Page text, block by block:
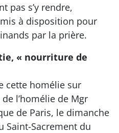
pas s’y rendre,
à disposition pour
par la prière.
« nourriture de
cette homélie sur
l’homélie de Mgr
de Paris, le dimanche
Saint-Sacrement du